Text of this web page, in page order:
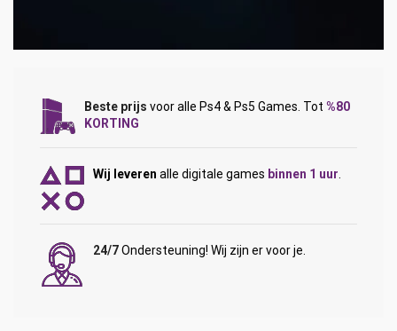
Beste prijs voor alle Ps4 & Ps5 Games. Tot %80
KORTING
Wij leveren alle digitale games binnen 1 uur
24/7Ondersteuning! Wij zijn er voor je.